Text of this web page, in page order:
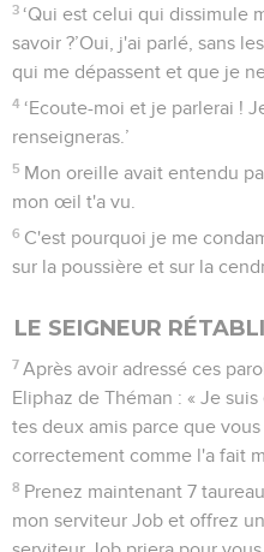
3 ‘Qui est celui qui dissimule
savoir ?’Oui, j'ai parlé, sans
qui me dépassent et que je
4 ‘Ecoute-moi et je parlerai !
renseigneras.’
5 Mon oreille avait entendu
mon œil t'a vu.
6 C'est pourquoi je me
sur la poussière et sur la
LE SEIGNEUR
7 Après avoir adressé ces
Eliphaz de Théman : « Je
tes deux amis parce que
correctement comme l'a fait
8 Prenez maintenant 7
mon serviteur Job et offrez